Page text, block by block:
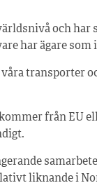
och har
har ägare som
våra transporter
från EU
liknande i